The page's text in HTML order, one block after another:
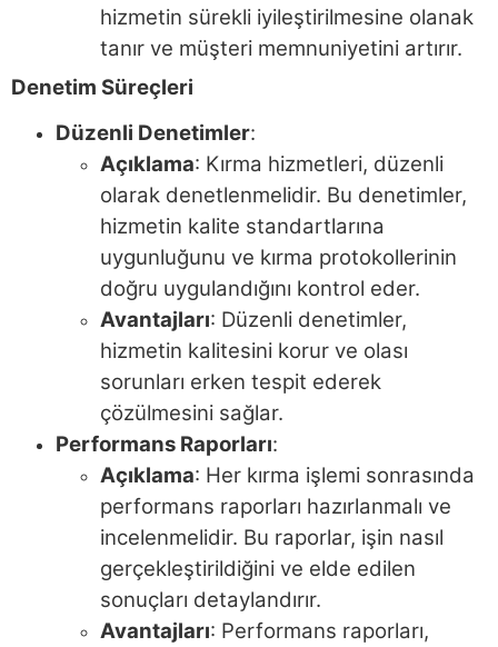
hizmetin sürekli iyileştirilmesine olanak
tanır ve müşteri memnuniyetini artırır.
Denetim Süreçleri
Düzenli Denetimler:
Açıklama: Kırma hizmetleri, düzenli
olarak denetlenmelidir. Bu denetimler,
hizmetin kalite standartlarına
uygunluğunu ve kırma protokollerinin
doğru uygulandığını kontrol eder.
Avantajları: Düzenli denetimler,
hizmetin kalitesini korur ve olası
sorunları erken tespit ederek
çözülmesini sağlar.
Performans Raporları:
Açıklama: Her kırma işlemi sonrasında
performans raporları hazırlanmalı ve
incelenmelidir. Bu raporlar, işin nasıl
gerçekleştirildiğini ve elde edilen
sonuçları detaylandırır.
Avantajları: Performans raporları,